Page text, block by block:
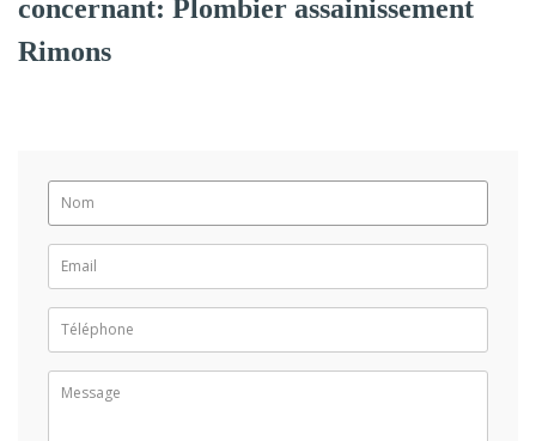
concernant: Plombier assainissement
Rimons